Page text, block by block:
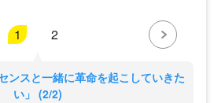
1 2
ンスと一緒に革命を起こしていきた
い」 (2/2)